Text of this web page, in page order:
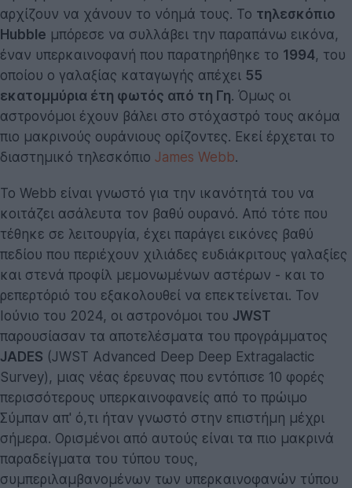
αρχίζουν να χάνουν το νόημά τους. Το τηλεσκόπιο
Hubble μπόρεσε να συλλάβει την παραπάνω εικόνα,
έναν υπερκαινοφανή που παρατηρήθηκε το 1994, του
οποίου ο γαλαξίας καταγωγής απέχει 55
εκατομμύρια έτη φωτός από τη Γη. Όμως οι
αστρονόμοι έχουν βάλει στο στόχαστρό τους ακόμα
πιο μακρινούς ουράνιους ορίζοντες. Εκεί έρχεται το
διαστημικό τηλεσκόπιο James Webb.
Το Webb είναι γνωστό για την ικανότητά του να
κοιτάζει ασάλευτα τον βαθύ ουρανό. Από τότε που
τέθηκε σε λειτουργία, έχει παράγει εικόνες βαθύ
πεδίου που περιέχουν χιλιάδες ευδιάκριτους γαλαξίες
και στενά προφίλ μεμονωμένων αστέρων - και το
ρεπερτόριό του εξακολουθεί να επεκτείνεται. Τον
Ιούνιο του 2024, οι αστρονόμοι του JWST
παρουσίασαν τα αποτελέσματα του προγράμματος
JADES (JWST Advanced Deep Deep Extragalactic
Survey), μιας νέας έρευνας που εντόπισε 10 φορές
περισσότερους υπερκαινοφανείς από το πρώιμο
Σύμπαν απ' ό,τι ήταν γνωστό στην επιστήμη μέχρι
σήμερα. Ορισμένοι από αυτούς είναι τα πιο μακρινά
παραδείγματα του τύπου τους,
συμπεριλαμβανομένων των υπερκαινοφανών τύπου